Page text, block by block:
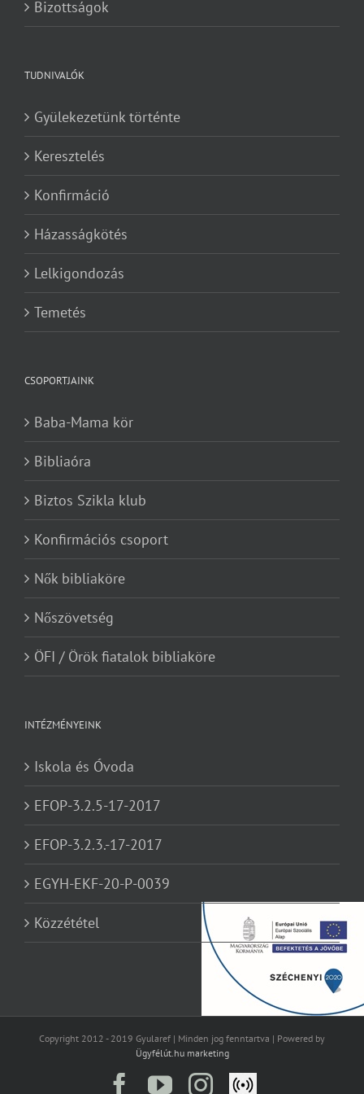
Bizottságok
TUDNIVALÓK
Gyülekezetünk történte
Keresztelés
Konfirmáció
Házasságkötés
Lelkigondozás
Temetés
CSOPORTJAINK
Baba-Mama kör
Bibliaóra
Biztos Szikla klub
Konfirmációs csoport
Nők bibliaköre
Nőszövetség
ÖFI / Örök fiatalok bibliaköre
INTÉZMÉNYEINK
Iskola és Óvoda
EFOP-3.2.5-17-2017
EFOP-3.2.3.-17-2017
EGYH-EKF-20-P-0039
Közzététel
Copyright 2012 - 2019 Gyularef | Minden jog fenntartva | Powered by
Ügyfélút.hu marketing
Facebook
YouTubeInstagram
Élő